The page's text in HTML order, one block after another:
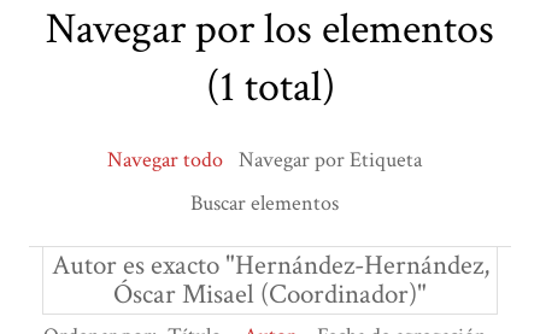
Navegar por los elementos
(1 total)
Navegar todo Navegar por Etiqueta
Buscar elementos
Autor es exacto "Hernández-Hernández,
Óscar Misael (Coordinador)"